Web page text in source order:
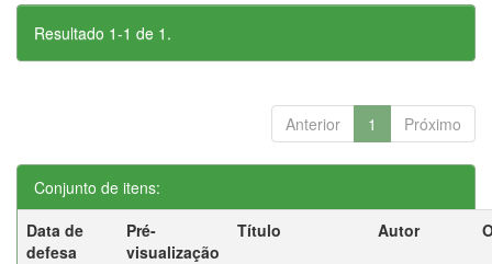
Resultado 1-1 de 1.
Anterior 1 Próximo
Conjunto de itens:
Data de
defesa
Pré-
visualização
Título Autor